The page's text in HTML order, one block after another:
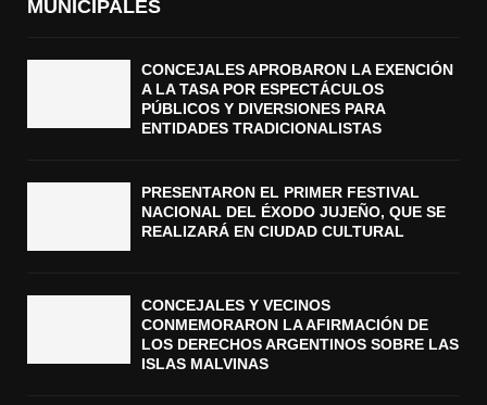
MUNICIPALES
CONCEJALES APROBARON LA EXENCIÓN
A LA TASA POR ESPECTÁCULOS
PÚBLICOS Y DIVERSIONES PARA
ENTIDADES TRADICIONALISTAS
PRESENTARON EL PRIMER FESTIVAL
NACIONAL DEL ÉXODO JUJEÑO, QUE SE
REALIZARÁ EN CIUDAD CULTURAL
CONCEJALES Y VECINOS
CONMEMORARON LA AFIRMACIÓN DE
LOS DERECHOS ARGENTINOS SOBRE LAS
ISLAS MALVINAS